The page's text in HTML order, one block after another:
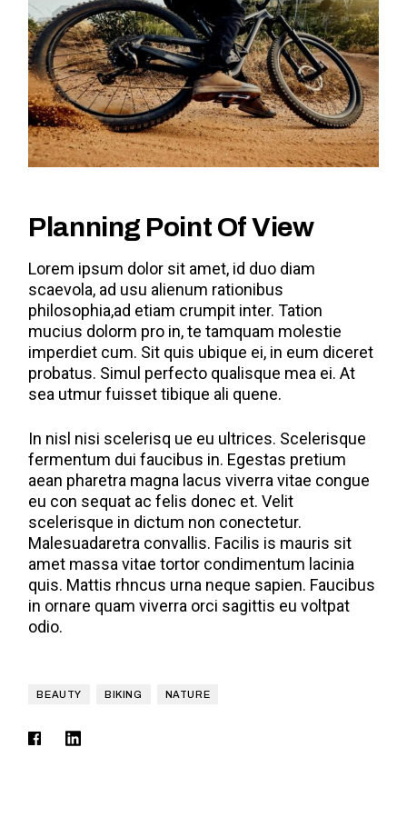
Planning Point Of View
Lorem ipsum dolor sit amet, id duo diam
scaevola, ad usu alienum rationibus
philosophia,ad etiam crumpit inter. Tation
mucius dolorm pro in, te tamquam molestie
imperdiet cum. Sit quis ubique ei, in eum diceret
probatus. Simul perfecto qualisque mea ei. At
sea utmur fuisset tibique ali quene.
In nisl nisi scelerisq ue eu ultrices. Scelerisque
fermentum dui faucibus in. Egestas pretium
aean pharetra magna lacus viverra vitae congue
eu con sequat ac felis donec et. Velit
scelerisque in dictum non conectetur.
Malesuadaretra convallis. Facilis is mauris sit
amet massa vitae tortor condimentum lacinia
quis. Mattis rhncus urna neque sapien. Faucibus
in ornare quam viverra orci sagittis eu voltpat
odio.
BEAUTY BIKING NATURE